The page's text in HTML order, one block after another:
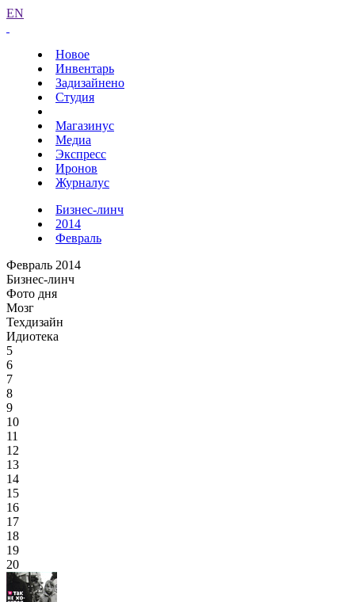
EN
Новое
Инвентарь
Задизайнено
Студия
Магазинус
Медиа
Экспресс
Иронов
Журналус
Бизнес-линч
2014
Февраль
Февраль 2014
Бизнес-линч
Фото дня
Мозг
Техдизайн
Идиотека
5
6
7
8
9
10
11
12
13
14
15
16
17
18
19
20